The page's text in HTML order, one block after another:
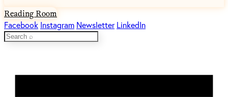
Reading Room
Facebook Instagram Newsletter LinkedIn